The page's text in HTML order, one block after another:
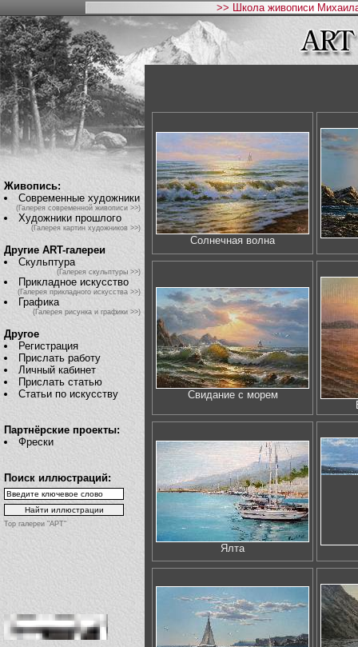
>> Школа живописи
Живопись:
Современные художники
(Галерея современной живописи >>)
Художники прошлого
(Галерея картин художников >>)
Другие ART-галереи
Скульптура
(Галерея скульптуры >>)
Прикладное искусство
(Галерея прикладного искусства >>)
Графика
(Галерея рисунка и графики >>)
Другое
Регистрация
Прислать работу
Личный кабинет
Прислать статью
Статьи по искусству
Партнёрские проекты:
Фрески
Поиск иллюстраций:
Top галереи "АРТ"
Солнечная волна
Свидание с морем
Ялта